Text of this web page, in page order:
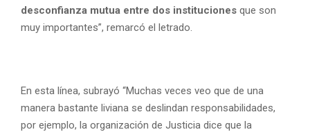
desconfianza mutua entre dos instituciones que son
muy importantes”, remarcó el letrado.
En esta línea, subrayó “Muchas veces veo que de una
manera bastante liviana se deslindan responsabilidades,
por ejemplo, la organización de Justicia dice que la